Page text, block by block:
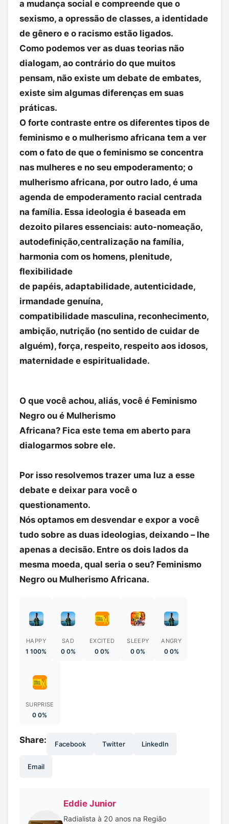
a mudança social e compreende que o
sexismo, a opressão de classes, a identidade
de gênero e o racismo estão ligados.
Como podemos ver as duas teorias não
dialogam, ao contrário do que muitos
pensam, não existe um debate de embates,
existe sim algumas diferenças em suas
práticas.
O forte contraste entre os diferentes tipos de
feminismo e o mulherismo africana tem a ver
com o fato de que o feminismo se concentra
nas mulheres e no seu empoderamento; o
mulherismo africana, por outro lado, é uma
agenda de empoderamento racial centrada
na família. Essa ideologia é baseada em
dezoito pilares essenciais: auto-nomeação,
autodefinição,centralização na família,
harmonia com os homens, plenitude,
flexibilidade
de papéis, adaptabilidade, autenticidade,
irmandade genuína,
compatibilidade masculina, reconhecimento,
ambição, nutrição (no sentido de cuidar de
alguém), força, respeito, respeito aos idosos,
maternidade e espiritualidade.
O que você achou, aliás, você é Feminismo
Negro ou é Mulherismo
Africana? Fica este tema em aberto para
dialogarmos sobre ele.
Por isso resolvemos trazer uma luz a esse
debate e deixar para você o
questionamento.
Nós optamos em desvendar e expor a você
tudo sobre as duas ideologias, deixando – lhe
apenas a decisão. Entre os dois lados da
mesma moeda, qual seria o seu? Feminismo
Negro ou Mulherismo Africana.
HAPPY
1 100%
SAD
0 0%
EXCITED
0 0%
SLEEPY
0 0%
ANGRY
0 0%
SURPRISE
0 0%
Share: Facebook Twitter LinkedIn
Email
Eddie Junior
Radialista à 20 anos na Região